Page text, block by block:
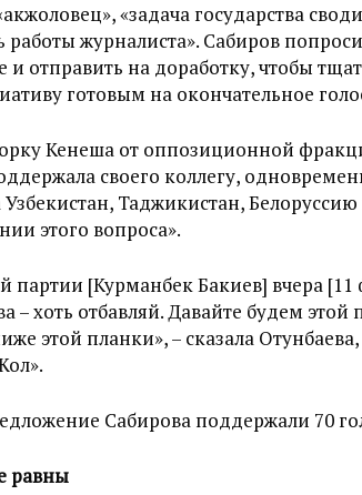
«задача государства
работы журналиста». Сабиров
и отправить на доработку, чтобы
готовым на окончательное
Кенеша от оппозиционной
своего коллегу,
Узбекистан, Таджикистан,
этого вопроса».
партии [Курманбек Бакиев] вчера [11
– хоть отбавляй. Давайте будем
этой планки», – сказала
Сабирова поддержали 70
равны